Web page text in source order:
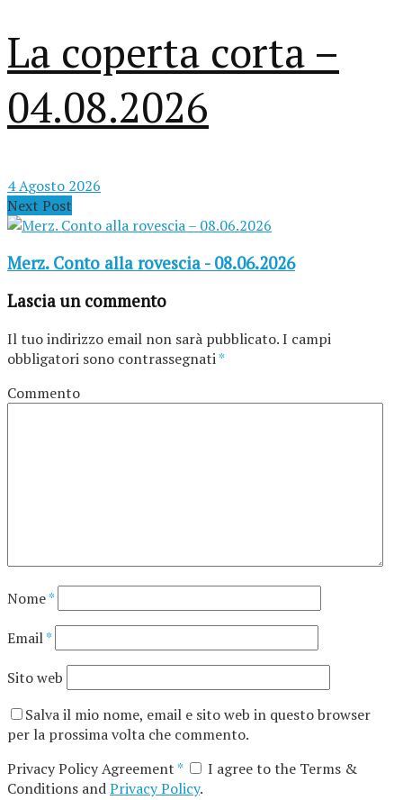
La coperta corta –
04.08.2026
4 Agosto 2026
Next Post
Merz. Conto alla rovescia - 08.06.2026
Lascia un commento
Il tuo indirizzo email non sarà pubblicato.I campi
obbligatori sono contrassegnati*
Commento
Nome*
Email*
Sito web
Salva il mio nome, email e sito web in questo browser
per la prossima volta che commento.
Privacy Policy Agreement*
I agree to the Terms &
Conditions andPrivacy Policy.